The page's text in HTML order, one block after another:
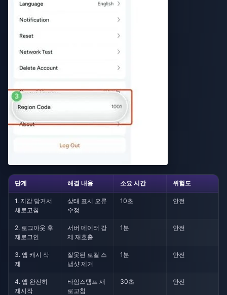
단계 해결 내용 소요 시간 위험도
1. 지갑 당겨서
새로고침
상태 표시 오류
수정
10초 안전
2. 로그아웃 후
재로그인
서버 데이터 강
제 재호출
1분 안전
3. 앱 캐시 삭
제
잘못된 로컬 스
냅샷 제거
1분 안전
4. 앱 완전히
재시작
타임스탬프 새
로고침
30초 안전